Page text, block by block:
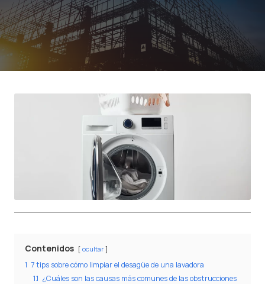
Contenidos ocultar
1 7 tips sobre cómo limpiar el desagüe de una lavadora
1.1 ¿Cuáles son las causas más comunes de las obstrucciones